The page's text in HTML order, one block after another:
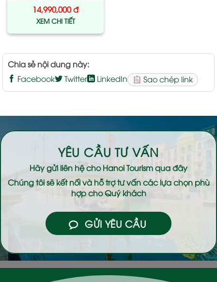
14,990,000đ
XEM CHI TIẾT
Chia sẻ nội dung này:
Facebook
Twitter LinkedIn Sao chép link
YÊU CẦU TƯ VẤN
Hãy gửi liên hệ choHanoi Tourismqua đây
Chúng tôi sẽ kết nối và hỗ trợ tư vấn các lựa chọn phù
hợp cho Quý khách
GỬI YÊU CẦU